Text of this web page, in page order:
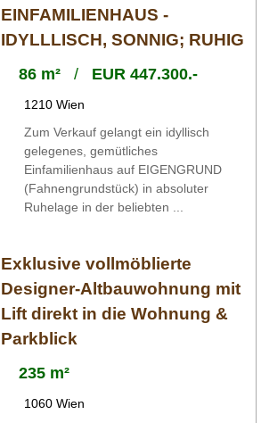
EINFAMILIENHAUS -
IDYLLLISCH, SONNIG; RUHIG
86 m²/ EUR 447.300.-
1210 Wien
Zum Verkauf gelangt ein idyllisch
gelegenes, gemütliches
Einfamilienhaus auf EIGENGRUND
(Fahnengrundstück) in absoluter
Ruhelage in der beliebten ...
Exklusive vollmöblierte
Designer-Altbauwohnung mit
Lift direkt in die Wohnung &
Parkblick
235 m²
1060 Wien